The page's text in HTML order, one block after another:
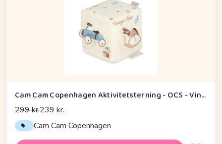
Cam Cam Copenhagen Aktivitetsterning - OCS - Vintage Toys
299 kr.239 kr.
Cam Cam Copenhagen